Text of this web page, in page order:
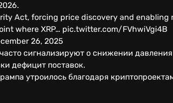
Act, forcing price discovery and enabling
where XRP… pic.twitter.com/FVhwiVgi4B
26, 2025
сигнализируют о снижении
дефицит поставок.
утроилось благодаря